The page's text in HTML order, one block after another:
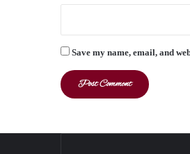
Save my name, email, and